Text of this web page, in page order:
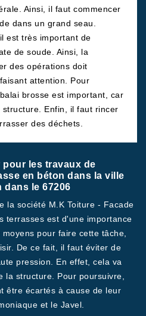
Ainsi, il faut commencer
dans un grand seau.
est très important de
de soude. Ainsi, la
des opérations doit
attention. Pour
brosse est important, car
Enfin, il faut rincer
des déchets.
pour les travaux de
en béton dans la ville
dans le 67206
la société M.K Toiture - Facade
terrasses est d'une importance
pour faire cette tâche,
De ce fait, il faut éviter de
pression. En effet, cela va
la structure. Pour poursuivre,
être écartés à cause de leur
et le Javel.